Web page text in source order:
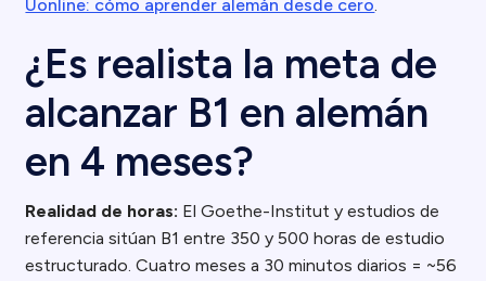
Uonline: cómo aprender alemán desde cero.
¿Es realista la meta de
alcanzar B1 en alemán
en 4 meses?
Realidad de horas: El Goethe-Institut y estudios de
referencia sitúan B1 entre 350 y 500 horas de estudio
estructurado. Cuatro meses a 30 minutos diarios = ~56